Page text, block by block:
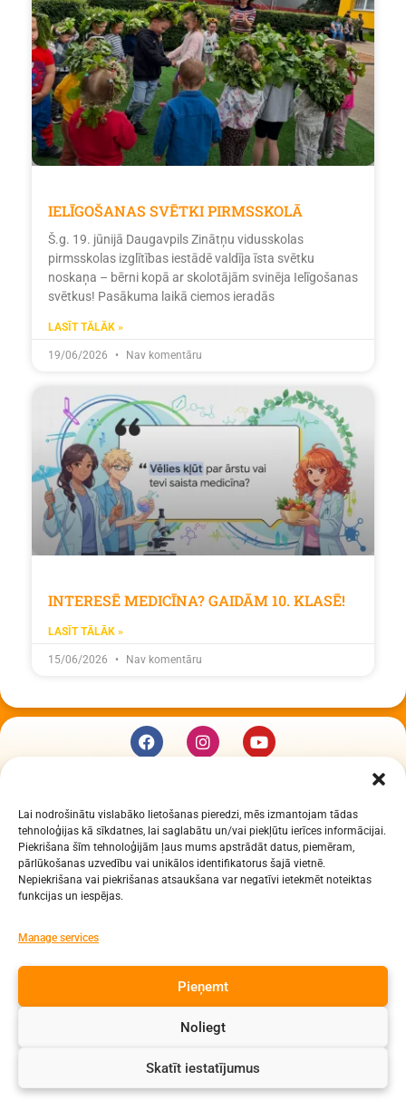
Lai nodrošinātu vislabāko lietošanas pieredzi, mēs izmantojam tādas
tehnoloģijas kā sīkdatnes, lai saglabātu un/vai piekļūtu ierīces informācijai.
Piekrišana šīm tehnoloģijām ļaus mums apstrādāt datus, piemēram,
pārlūkošanas uzvedību vai unikālos identifikatorus šajā vietnē.
Nepiekrišana vai piekrišanas atsaukšana var negatīvi ietekmēt noteiktas
funkcijas un iespējas.
Manage services
Pieņemt
Noliegt
Skatīt iestatījumus
IELĪGOŠANAS SVĒTKI PIRMSSKOLĀ
Š.g. 19. jūnijā Daugavpils Zinātņu vidusskolas
pirmsskolas izglītības iestādē valdīja īsta svētku
noskaņa – bērni kopā ar skolotājām svinēja Ielīgošanas
svētkus! Pasākuma laikā ciemos ieradās
LASĪT TĀLĀK »
19/06/2026 Nav komentāru
INTERESĒ MEDICĪNA? GAIDĀM 10. KLASĒ!
LASĪT TĀLĀK »
15/06/2026 Nav komentāru
Daugavpils Zinātņu vidusskola
Raiņa iela 30, Daugavpils, LV-5401
Reģ. Nr. 2713903513 (IZM)
Daugavpils valstspilsētas pašvaldība 90000077325
tālr. Direktors: 65423030,
Lietvedis: 65421923
Visas tiesības aizsargātas